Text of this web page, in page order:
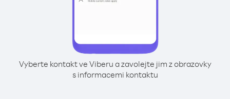
Vyberte kontakt ve Viberu a zavolejte jim z obrazovky
s informacemi kontaktu